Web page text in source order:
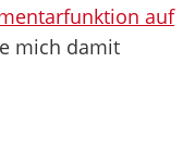
auf
mich damit